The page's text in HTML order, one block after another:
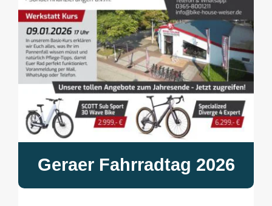
Geraer Fahrradtag 2026